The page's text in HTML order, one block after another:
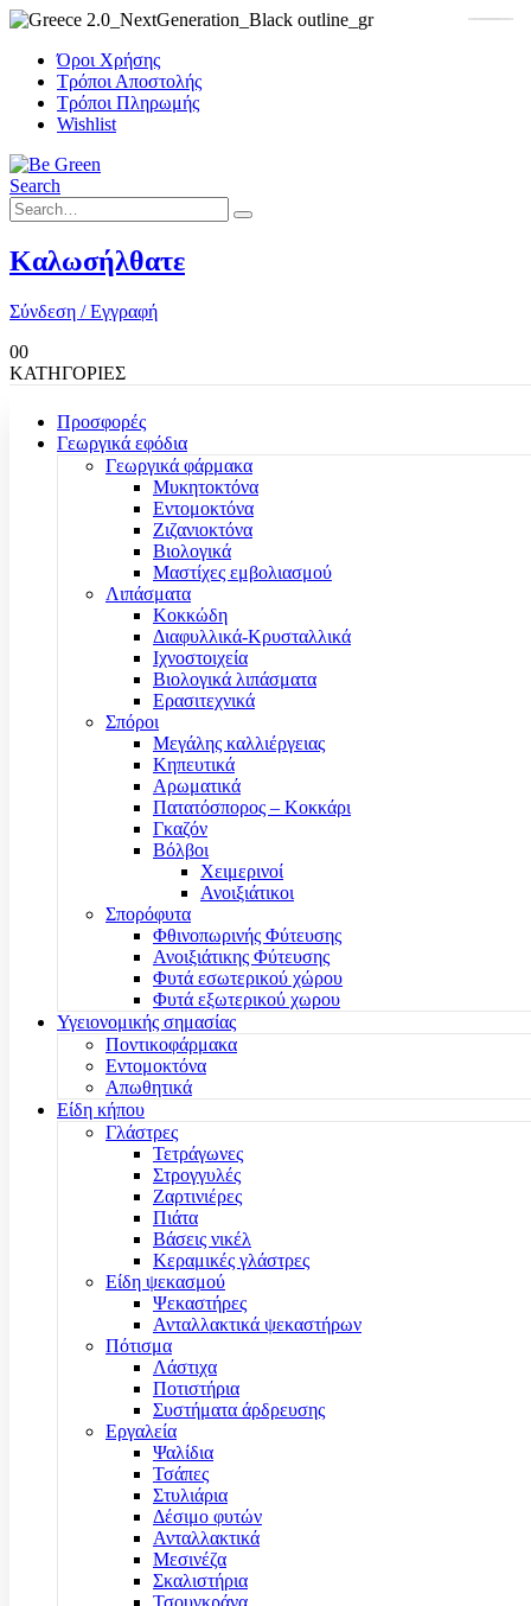
Όροι Χρήσης
Τρόποι Αποστολής
Τρόποι Πληρωμής
Wishlist
Search
Καλωσήλθατε
Σύνδεση / Εγγραφή
00
ΚΑΤΗΓΟΡΙΕΣ
Προσφορές
Γεωργικά εφόδια
Γεωργικά φάρμακα
Μυκητοκτόνα
Εντομοκτόνα
Ζιζανιοκτόνα
Βιολογικά
Μαστίχες εμβολιασμού
Λιπάσματα
Κοκκώδη
Διαφυλλικά-Κρυσταλλικά
Ιχνοστοιχεία
Βιολογικά λιπάσματα
Ερασιτεχνικά
Σπόροι
Μεγάλης καλλιέργειας
Κηπευτικά
Αρωματικά
Πατατόσπορος – Κοκκάρι
Γκαζόν
Βόλβοι
Χειμερινοί
Ανοιξιάτικοι
Σπορόφυτα
Φθινοπωρινής Φύτευσης
Ανοιξιάτικης Φύτευσης
Φυτά εσωτερικού χώρου
Φυτά εξωτερικού χωρου
Υγειονομικής σημασίας
Ποντικοφάρμακα
Εντομοκτόνα
Απωθητικά
Είδη κήπου
Γλάστρες
Τετράγωνες
Στρογγυλές
Ζαρτινιέρες
Πιάτα
Βάσεις νικέλ
Κεραμικές γλάστρες
Είδη ψεκασμού
Ψεκαστήρες
Ανταλλακτικά ψεκαστήρων
Πότισμα
Λάστιχα
Ποτιστήρια
Συστήματα άρδρευσης
Εργαλεία
Ψαλίδια
Τσάπες
Στυλιάρια
Δέσιμο φυτών
Ανταλλακτικά
Μεσινέζα
Σκαλιστήρια
Τσουγκράνα